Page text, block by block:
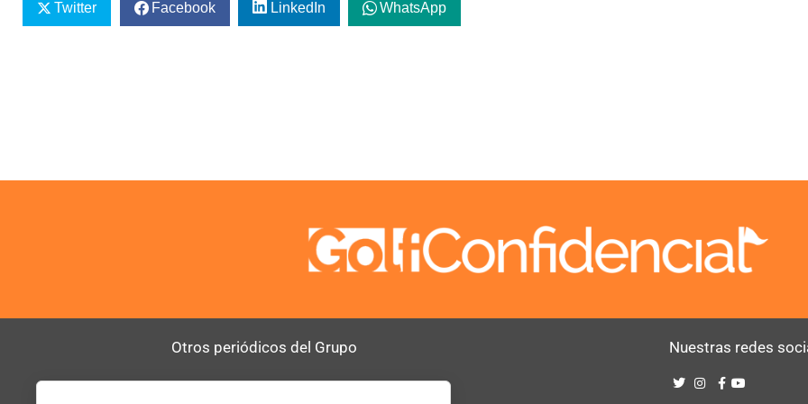
Twitter Facebook LinkedIn WhatsApp
Otros periódicos del Grupo Nuestras redes